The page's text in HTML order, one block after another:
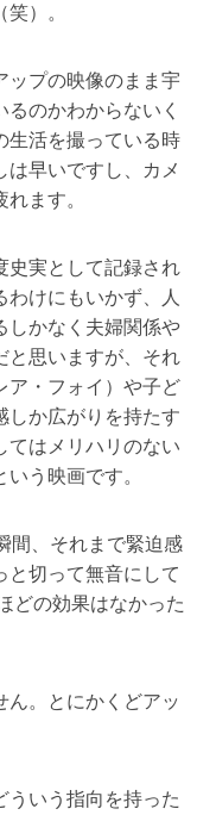
）。
ップの映像のまま宇
のかわからないく
生活を撮っている時
は早いですし、カメ
ます。
史実として記録され
けにもいかず、人
しかなく夫婦関係や
と思いますが、それ
ア・フォイ）や子ど
しか広がりを持たす
てはメリハリのない
う映画です。
間、それまで緊迫感
と切って無音にして
どの効果はなかった
ん。とにかくどアッ
ういう指向を持った